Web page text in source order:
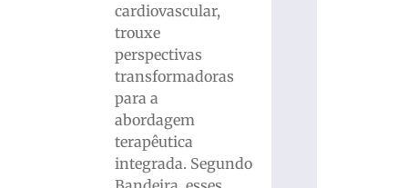
cardiovascular,
trouxe
perspectivas
transformadoras
para a
abordagem
terapêutica
integrada. Segundo